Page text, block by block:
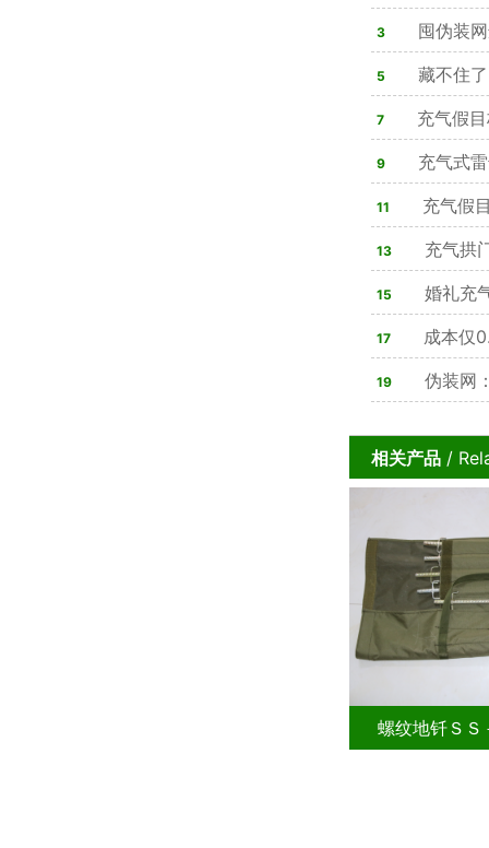
3
囤伪装
合法可用，隐
5
藏不住
双在线，4类
7
充气假
80%军方单位
9
充气式
心装备
11
充气假
实战训练痛点
13 充气拱
15
婚礼充
步搞定氛围感
17
成本仅
坦克
19 伪装网
相关产品 /
螺纹地钎ＳＳ－